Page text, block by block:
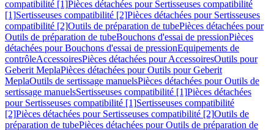
compatibilité [1]Pièces détachées pour Sertisseuses compatibilité
[1]Sertisseuses compatibilité [2]Pièces détachées pour Sertisseuses
compatibilité [2]Outils de préparation de tubePièces détachées pour
Outils de préparation de tubeBouchons d'essai de pressionPièces
détachées pour Bouchons d'essai de pressionEquipements de
contrôleAccessoiresPièces détachées pour AccessoiresOutils pour
Geberit MeplaPièces détachées pour Outils pour Geberit
MeplaOutils de sertissage manuelsPièces détachées pour Outils de
sertissage manuelsSertisseuses compatibilité [1]Pièces détachées
pour Sertisseuses compatibilité [1]Sertisseuses compatibilité
[2]Pièces détachées pour Sertisseuses compatibilité [2]Outils de
préparation de tubePièces détachées pour Outils de préparation de